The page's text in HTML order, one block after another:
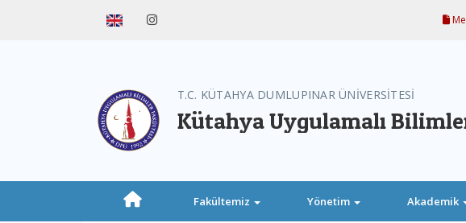
T.C. KÜTAHYA DUMLUPINAR ÜNİVERSİTESİ
Kütahya Uygulamalı
Fakültemiz Yönetim Akademik